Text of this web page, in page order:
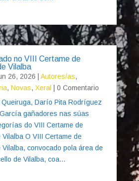
no VIII Certame de
Vilalba
26, 2026 Autores/as,
, Novas, Xeral
| 0 Comentario
Darío Pita Rodríguez
gañadores nas súas
do VIII Certame de
O VIII Certame de
convocado pola área de
de Vilalba, coa...